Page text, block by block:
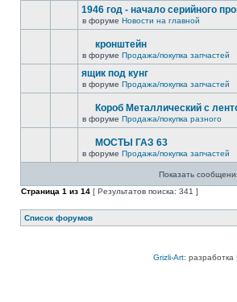
1946 год - начало серийного
в форуме Новости на главной
кронштейн
в форуме Продажа/покупка запчастей
ящик под кунг
в форуме Продажа/покупка запчастей
Короб Металлический с
в форуме Продажа/покупка разного
МОСТЫ ГАЗ 63
в форуме Продажа/покупка запчастей
Показать
Страница 1 из 14 [ Результатов поиска: 341 ]
Список форумов
Grizli-Art: